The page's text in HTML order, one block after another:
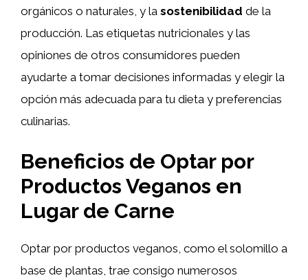
orgánicos o naturales, y la sostenibilidad de la
producción. Las etiquetas nutricionales y las
opiniones de otros consumidores pueden
ayudarte a tomar decisiones informadas y elegir la
opción más adecuada para tu dieta y preferencias
culinarias.
Beneficios de Optar por
Productos Veganos en
Lugar de Carne
Optar por productos veganos, como el solomillo a
base de plantas, trae consigo numerosos